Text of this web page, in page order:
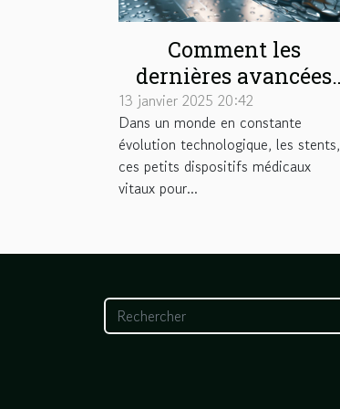
Comment les
dernières avancées
technologiques
améliorent la
durabilité des stents
13 janvier 2025 20:42
Dans un monde en constante
évolution technologique, les stents,
ces petits dispositifs médicaux
vitaux pour...